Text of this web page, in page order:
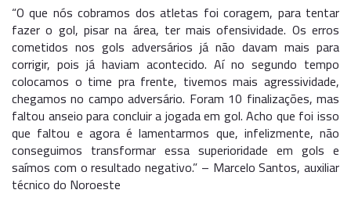
“O que nós cobramos dos atletas foi coragem, para tentar
fazer o gol, pisar na área, ter mais ofensividade. Os erros
cometidos nos gols adversários já não davam mais para
corrigir, pois já haviam acontecido. Aí no segundo tempo
colocamos o time pra frente, tivemos mais agressividade,
chegamos no campo adversário. Foram 10 finalizações, mas
faltou anseio para concluir a jogada em gol. Acho que foi isso
que faltou e agora é lamentarmos que, infelizmente, não
conseguimos transformar essa superioridade em gols e
saímos com o resultado negativo.” – Marcelo Santos, auxiliar
técnico do Noroeste